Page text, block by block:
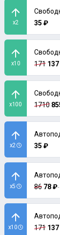
x2
35 ₽
x10
171
x100
1710
x2
35 ₽
x5
86 78 ₽
x10
171